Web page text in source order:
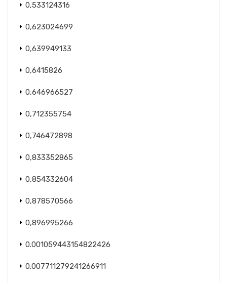
0,533124316
0,623024699
0,639949133
0,6415826
0,646966527
0,712355754
0,746472898
0,833352865
0,854332604
0,878570566
0,896995266
0.001059443154822426
0.007711279241266911